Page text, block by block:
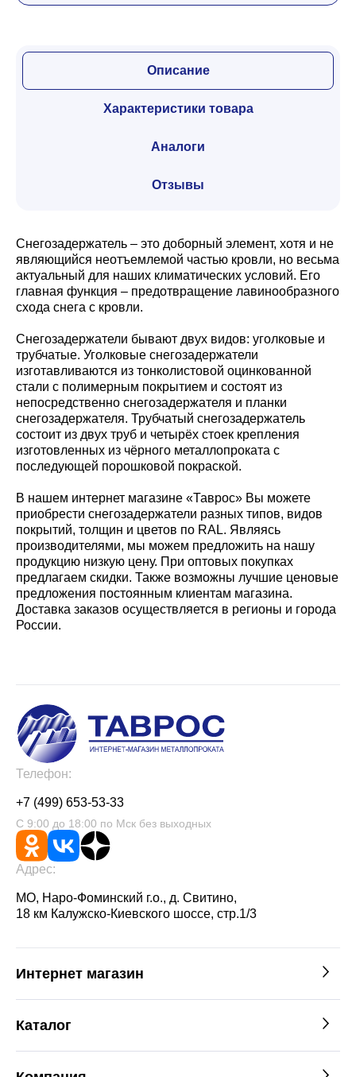
Описание
Характеристики товара
Аналоги
Отзывы
Снегозадержатель – это доборный элемент, хотя и не
являющийся неотъемлемой частью кровли, но весьма
актуальный для наших климатических условий. Его
главная функция – предотвращение лавинообразного
схода снега с кровли.
Снегозадержатели бывают двух видов: уголковые и
трубчатые. Уголковые снегозадержатели
изготавливаются из тонколистовой оцинкованной
стали с полимерным покрытием и состоят из
непосредственно снегозадержателя и планки
снегозадержателя. Трубчатый снегозадержатель
состоит из двух труб и четырёх стоек крепления
изготовленных из чёрного металлопроката с
последующей порошковой покраской.
В нашем интернет магазине «Таврос» Вы можете
приобрести снегозадержатели разных типов, видов
покрытий, толщин и цветов по RAL. Являясь
производителями, мы можем предложить на нашу
продукцию низкую цену. При оптовых покупках
предлагаем скидки. Также возможны лучшие ценовые
предложения постоянным клиентам магазина.
Доставка заказов осуществляется в регионы и города
России.
Телефон:
+7 (499) 653-53-33
С 9:00 до 18:00 по Мск без выходных
Адрес:
МО, Наро-Фоминский г.о., д. Свитино,
18 км Калужско-Киевского шоссе, стр.1/3
Интернет магазин
Каталог